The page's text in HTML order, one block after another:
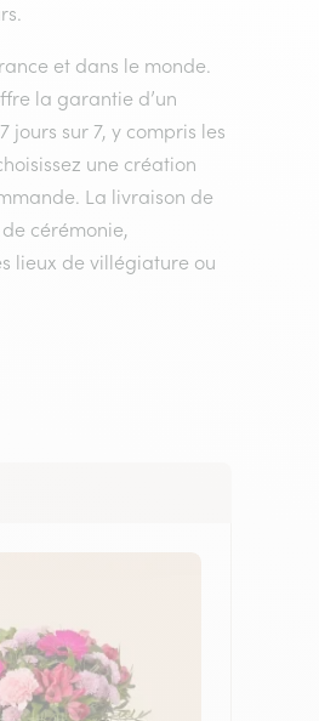
et dans le monde.
la garantie d’un
sur 7, y compris les
une création
La livraison de
cérémonie,
lieux de villégiature ou